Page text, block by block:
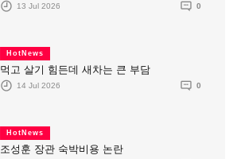
13 Jul 2026 0
HotNews
먹고 살기 힘든데 새차는 큰 부담
14 Jul 2026 0
HotNews
조성훈 장관 숙박비용 논란